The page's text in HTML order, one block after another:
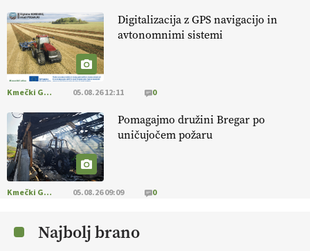
[EKOloško = LOGIČNO
aronije
v dobrem desetletju zrasla v uspešno kmetijsko in
podjetniško zgodbo.
#IMCAP #CAP https://t.co/xp1oihBDaJ
[EKOloško = LOGIČNO
v tujini
. Zato je ekološka pridelava odlična priložnost za slovenske
vinarje
. VEČ
https://t.co/XAe9EbeAbK @EUAgri #IMCAP #CAP
https://t.co/01qpoeLyNP
Digitalizacija z GPS navigacijo in
avtonomnimi sistemi
Kmečki Glas 05.08.26 12:11 0
Pomagajmo družini Bregar po
uničujočem požaru
Kmečki Glas 05.08.26 09:09 0
Najbolj brano